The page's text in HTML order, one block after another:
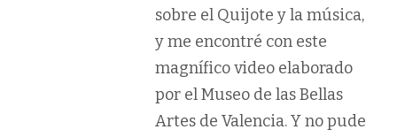
sobre el Quijote y la música,
y me encontré con este
magnífico video elaborado
por el Museo de las Bellas
Artes de Valencia. Y no pude